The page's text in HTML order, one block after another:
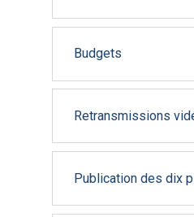
Budgets
Retransmissions
Publication des dix